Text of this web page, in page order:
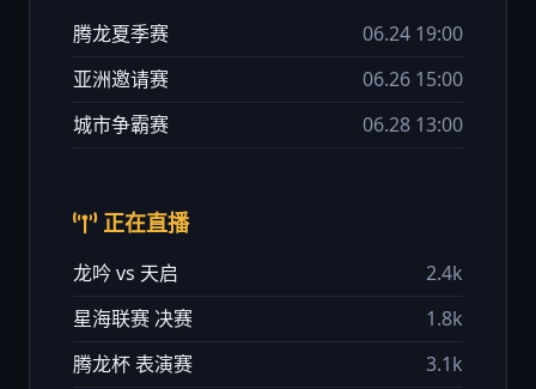
腾龙夏季赛
06.24 19:00
亚洲邀请赛
06.26 15:00
城市争霸赛
06.28 13:00
正在直播
龙吟 vs 天启
2.4k
星海联赛 决赛
1.8k
腾龙杯 表演赛
3.1k